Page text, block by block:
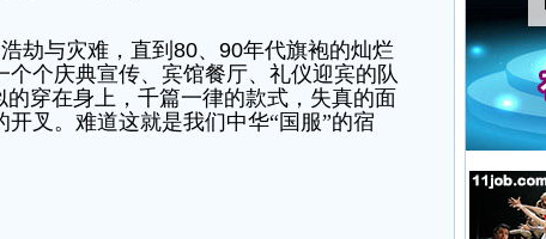
劫与灾难，直到80、90年代旗袍的灿烂
个庆典宣传、宾馆餐厅、礼仪迎宾的队
穿在身上，千篇一律的款式，失真的面
叉。难道这就是我们中华“国服”的宿